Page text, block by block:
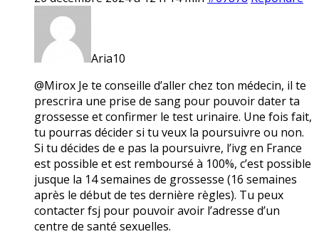
Aria10
@Mirox Je te conseille d’aller chez ton médecin, il te
prescrira une prise de sang pour pouvoir dater ta
grossesse et confirmer le test urinaire. Une fois fait,
tu pourras décider si tu veux la poursuivre ou non.
Si tu décides de e pas la poursuivre, l’ivg en France
est possible et est remboursé à 100%, c’est possible
jusque la 14 semaines de grossesse (16 semaines
après le début de tes dernière règles). Tu peux
contacter fsj pour pouvoir avoir l’adresse d’un
centre de santé sexuelles.